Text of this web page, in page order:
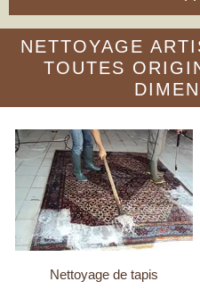
NETTOYAGE
TOUTES
Nettoyage de tapis